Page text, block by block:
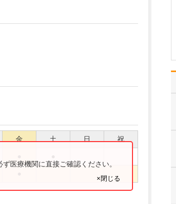
金 土 日 祝
医療機関に直接ご確認ください。
×閉じる
ており、お子さんからご